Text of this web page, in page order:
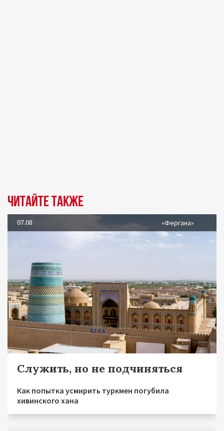
Читайте также
07.08 «Фергана»
Служить, но не подчиняться
Как попытка усмирить туркмен погубила
хивинского хана